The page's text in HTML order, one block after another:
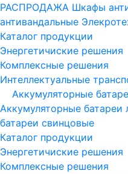
РАСПРОДАЖА Шкафы
антивандальные
Каталог продукции
Энергетичиские решения
Комплексные решения
Интеллектуальные
Аккумуляторные
Аккумуляторные батареи
батареи свинцовые
Каталог продукции
Энергетичиские решения
Комплексные решения